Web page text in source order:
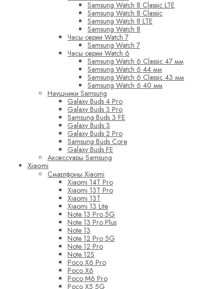
Samsung Watch 8 Classic LTE
Samsung Watch 8 Classic
Samsung Watch 8 LTE
Samsung Watch 8
Часы серии Watch 7
Samsung Watch 7
Часы серии Watch 6
Samsung Watch 6 Classic 47 мм
Samsung Watch 6 44 мм
Samsung Watch 6 Classic 43 мм
Samsung Watch 6 40 мм
Наушники Samsung
Galaxy Buds 4 Pro
Galaxy Buds 3 Pro
Samsung Buds 3 FE
Galaxy Buds 3
Galaxy Buds 2 Pro
Samsung Buds Core
Galaxy Buds FE
Аксессуары Samsung
Xiaomi
Смартфоны Xiaomi
Xiaomi 14T Pro
Xiaomi 13T Pro
Xiaomi 13T
Xiaomi 13 Lite
Note 13 Pro 5G
Note 13 Pro Plus
Note 13
Note 12 Pro 5G
Note 12 Pro
Note 12S
Poco X6 Pro
Poco X6
Poco M6 Pro
Poco X5 5G